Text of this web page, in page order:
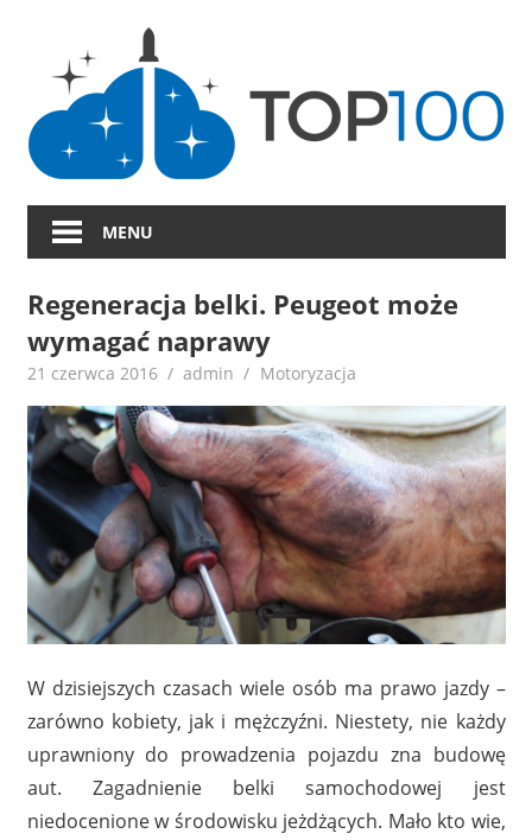
content
MENU
Regeneracja belki. Peugeot może
wymagać naprawy
21 czerwca 2016 admin Motoryzacja
W dzisiejszych czasach wiele osób ma prawo jazdy –
zarówno kobiety, jak i mężczyźni. Niestety, nie każdy
uprawniony do prowadzenia pojazdu zna budowę
aut. Zagadnienie belki samochodowej jest
niedocenione w środowisku jeżdżących. Mało kto wie,